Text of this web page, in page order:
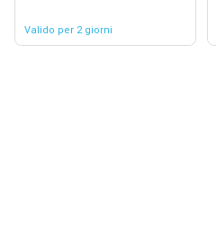
Valido per 2 giorni